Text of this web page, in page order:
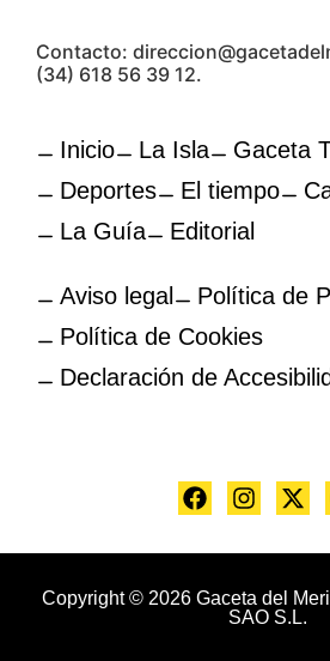
Contacto:
(34) 618 56 39 12.
Inicio La Isla Gaceta
Deportes
El tiempo
La Guía
Editorial
Aviso legal
Política de
Política de Cookies
Declaración de
Copyright © 2026 Gaceta del
SAO S.L.